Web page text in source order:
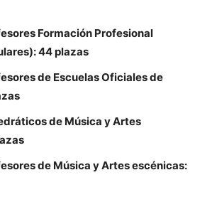
Formación Profesional
44 plazas
de Escuelas Oficiales de
de Música y Artes
de Música y Artes escénicas: